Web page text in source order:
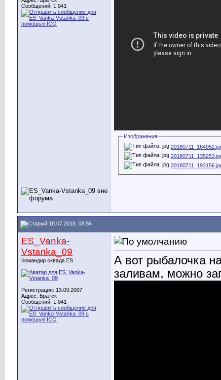
Сообщений: 1,041
Изображения
18.07.2018, 08:56
ES_Vanka-
Vstanka_09
Командир сквада ES
Регистрация: 13.09.2007
Адрес: Братск
Сообщений: 1,041
А вот рыбалочка
заливам, можно